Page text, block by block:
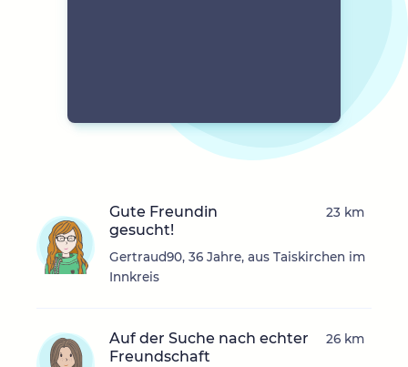
Gute Freundin
gesucht!
Gertraud90, 36 Jahre, aus Taiskirchen im
Innkreis
23 km
Auf der Suche nach echter
Freundschaft
26 km